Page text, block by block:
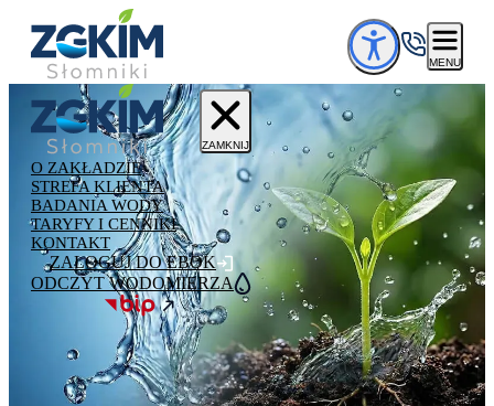
Przejdź do treści
MENU
ZAMKNIJ
O ZAKŁADZIE
STREFA KLIENTA
BADANIA WODY
TARYFY I CENNIKI
KONTAKT
ZALOGUJ DO EBOK
ODCZYT WODOMIERZA